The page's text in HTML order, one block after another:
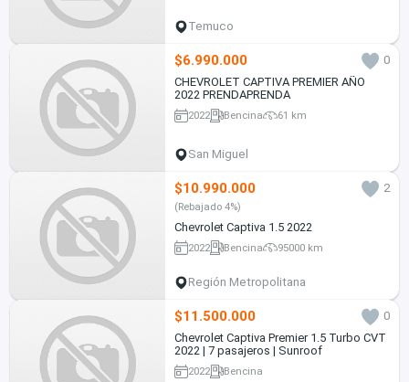
Temuco
$6.990.000
0
CHEVROLET CAPTIVA PREMIER AÑO
2022 PRENDAPRENDA
2022 Bencina 61 km
San Miguel
$10.990.000 2
(Rebajado 4%)
Chevrolet Captiva 1.5 2022
2022 Bencina 95000 km
Región Metropolitana
$11.500.000
0
Chevrolet Captiva Premier 1.5 Turbo CVT
2022 | 7 pasajeros | Sunroof
2022 Bencina